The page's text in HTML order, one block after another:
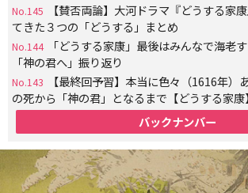
No.145
【賛否両論】大河ドラマ『どうする家
てきた３つの「どうする」まとめ
No.144
「どうする家康」最後はみんなで海老
「神の君へ」振り返り
No.143
【最終回予習】本当に色々（1616年
の死から「神の君」となるまで【どうする家康】
バックナンバー